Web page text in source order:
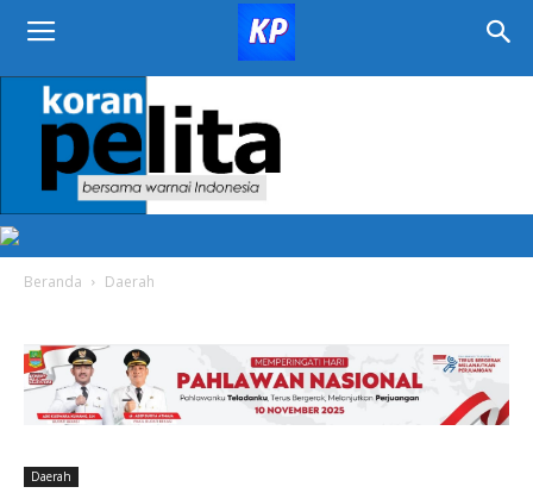
KORAN
PELITA
Beranda Daerah
Daerah